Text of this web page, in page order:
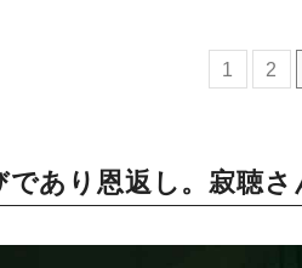
ミモマガエッ
運営会社
1 2
であり恩返し。寂聴